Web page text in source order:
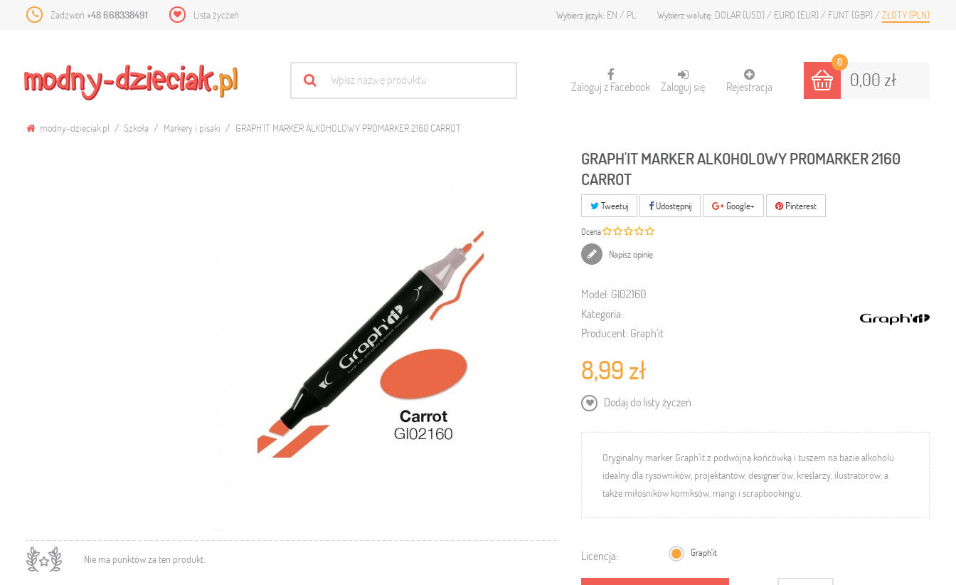
Zadzwoń +48 668338491 Lista życzeń Wybierz walutę: DOLAR (USD) EURO (EUR) FUNT (GBP) ZŁOTY (PLN)
Wybierz język: EN PL
0
0,00 zł
Zaloguj się Rejestracja
Zaloguj z Facebook
modny-dzieciak.pl Szkoła Markery i pisaki GRAPH'IT MARKER ALKOHOLOWY PROMARKER 2160 CARROT
Nie ma punktów za ten produkt.
GRAPH'IT MARKER ALKOHOLOWY PROMARKER 2160
CARROT
Tweetuj Udostępnij Google+ Pinterest
Ocena
Napisz opinię
Model: GI02160
Kategoria:
Producent: Graph'it
8,99 zł
Dodaj do listy życzeń
Oryginalny marker Graph'it z podwójną końcówką i tuszem na bazie alkoholu
idealny dla rysowników, projektantów, designer’ów, kreślarzy, ilustratorów, a
także miłośników komiksów, mangi i scrapbooking’u.
Licencja: Graph'it